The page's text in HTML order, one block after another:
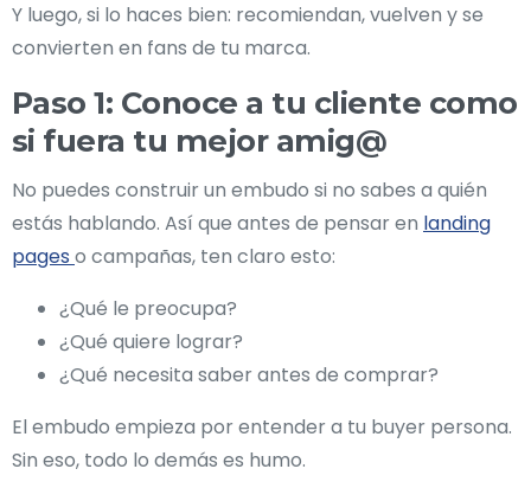
Y luego, si lo haces bien: recomiendan, vuelven y se
convierten en fans de tu marca.
Paso 1: Conoce a tu cliente como
si fuera tu mejor amig@
No puedes construir un embudo si no sabes a quién
estás hablando. Así que antes de pensar en landing
pages o campañas, ten claro esto:
¿Qué le preocupa?
¿Qué quiere lograr?
¿Qué necesita saber antes de comprar?
El embudo empieza por entender a tu buyer persona.
Sin eso, todo lo demás es humo.